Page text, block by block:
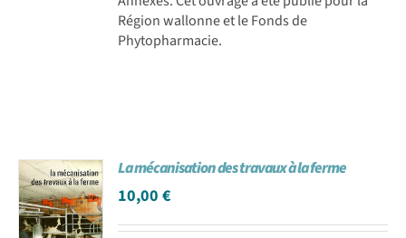
Région wallonne et le Fonds de
Phytopharmacie.
La mécanisation des travaux à la ferme
10,00€